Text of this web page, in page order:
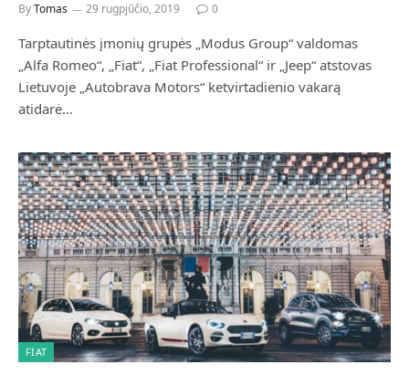
ByTomas 29 rugpjūčio, 2019 0
Tarptautinės įmonių grupės „Modus Group“ valdomas
„Alfa Romeo“, „Fiat“, „Fiat Professional“ ir „Jeep“ atstovas
Lietuvoje „Autobrava Motors“ ketvirtadienio vakarą
atidarė…
FIAT